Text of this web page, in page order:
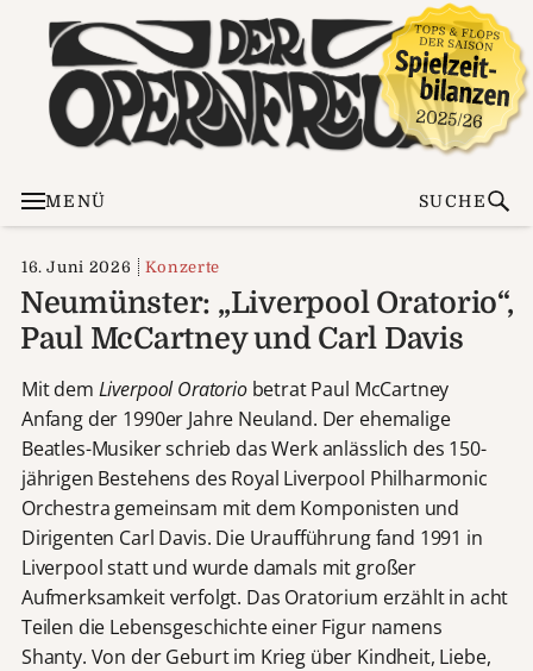
MENÜ SUCHE
16. Juni 2026 Konzerte
Neumünster: „Liverpool Oratorio“,
Paul McCartney und Carl Davis
Mit dem Liverpool Oratoriobetrat Paul McCartney
Anfang der 1990er Jahre Neuland. Der ehemalige
Beatles-Musiker schrieb das Werk anlässlich des 150-
jährigen Bestehens des Royal Liverpool Philharmonic
Orchestra gemeinsam mit dem Komponisten und
Dirigenten Carl Davis. Die Uraufführung fand 1991 in
Liverpool statt und wurde damals mit großer
Aufmerksamkeit verfolgt. Das Oratorium erzählt in acht
Teilen die Lebensgeschichte einer Figur namens
Shanty. Von der Geburt im Krieg über Kindheit, Liebe,